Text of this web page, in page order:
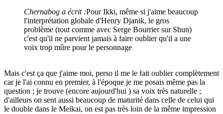
Chernabog a écrit :Pour Ikki, même si j'aime beaucoup
l'interprétation globale d'Henry Djanik, le gros
problème (tout comme avec Serge Bourrier sur Shun)
c'est qu'il ne parvient jamais à faire oublier qu'il a une
voix trop mûre pour le personnage
Mais c'est ça que j'aime moi, perso il me le fait oublier complètement
car je l'ai connu en premier, à l'époque je me posais même pas la
question ; je trouve (encore aujourd'hui ) sa voix très naturelle ;
d'ailleurs on sent aussi beaucoup de maturité dans celle de celui qui
le double dans le Meikai, on est pas très loin de la même impression